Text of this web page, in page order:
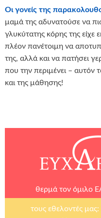
Οι γονείς της
μαμά της αδυνατούσε να
γλυκύτατης κόρης της είχε
πλέον πανέτοιμη να
της, αλλά και να πατήσει
που την περιμένει – αυτόν
και της μάθησης!
θερμά τον όμιλο
τους εθελοντές